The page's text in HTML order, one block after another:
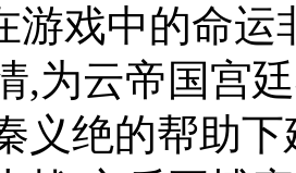
游戏中的命运
,为云帝国宫
义绝的帮助